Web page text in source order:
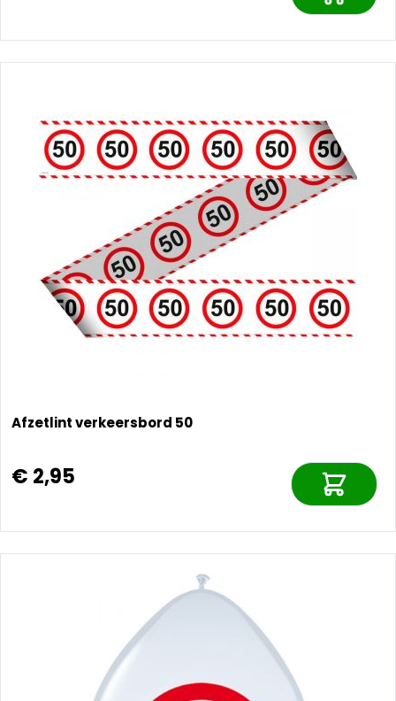
Afzetlint verkeersbord 50
€ 2,95